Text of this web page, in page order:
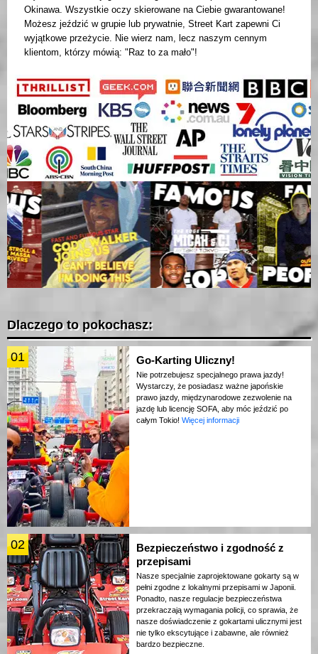
Okinawa. Wszystkie oczy skierowane na Ciebie gwarantowane!
Możesz jeździć w grupie lub prywatnie, Street Kart zapewni Ci
wyjątkowe przeżycie. Nie wierz nam, lecz naszym cennym
klientom, którzy mówią: "Raz to za mało"!
Dlaczego to pokochasz:
01 Go-Karting Uliczny!
Nie potrzebujesz specjalnego prawa jazdy!
Wystarczy, że posiadasz ważne japońskie
prawo jazdy, międzynarodowe zezwolenie na
jazdę lub licencję SOFA, aby móc jeździć po
całym Tokio! Więcej informacji
02
Bezpieczeństwo i zgodność z
przepisami
Nasze specjalnie zaprojektowane gokarty są w
pełni zgodne z lokalnymi przepisami w Japonii.
Ponadto, nasze regulacje bezpieczeństwa
przekraczają wymagania policji, co sprawia, że
nasze doświadczenie z gokartami ulicznymi jest
nie tylko ekscytujące i zabawne, ale również
bardzo bezpieczne.